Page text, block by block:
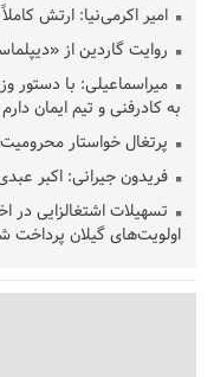
امیر اکرمی‌نیا: ارتش
روایت گاردین از
میراسماعیلی: با دستور
به کادرفنی و تیم ایمان دارم
پرتغال خواستار محرومیت
فریدون جیرانی: اکبر
تسهیلات اشتغالزایی در
اولویت‌های گیلان پرداخت
قلعه‌نویی مشخص شد